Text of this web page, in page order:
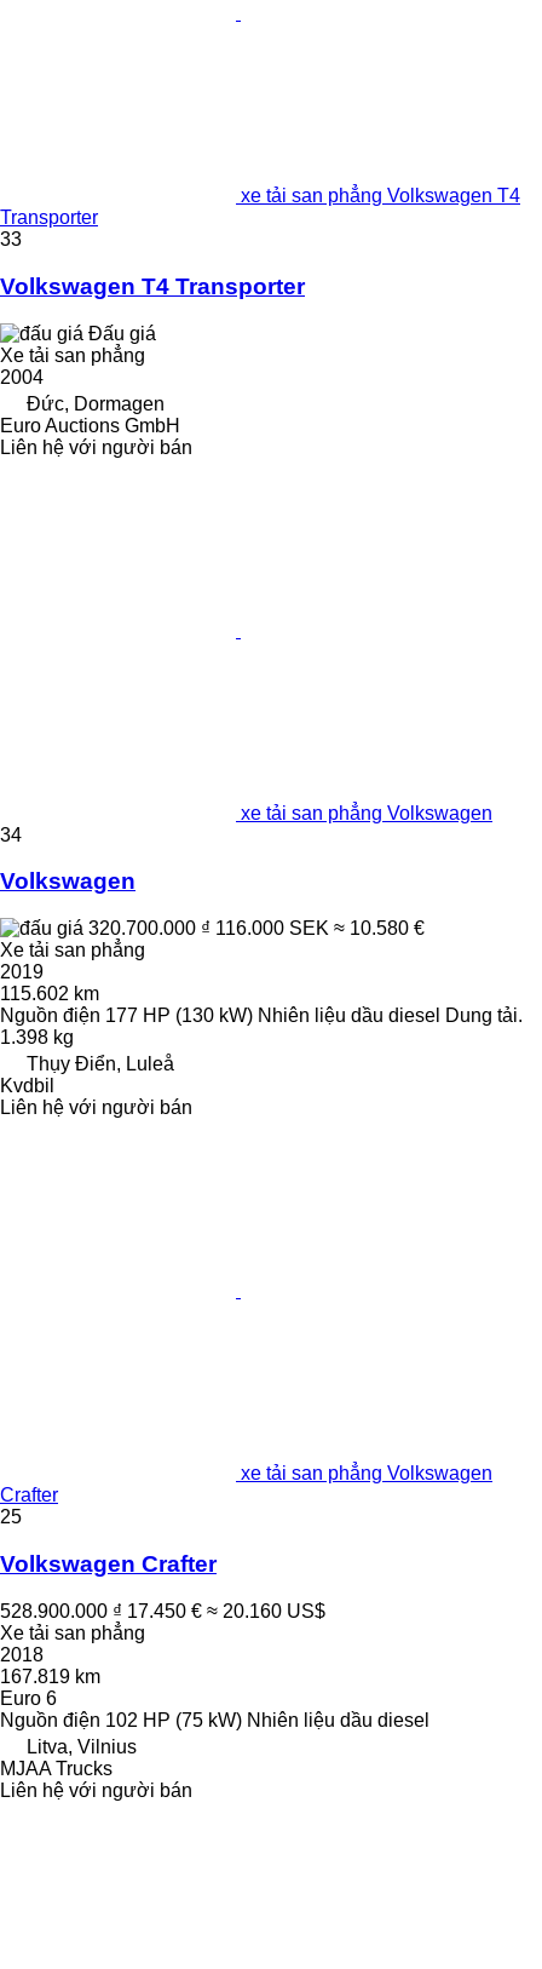
xe tải san phẳng Volkswagen T4
Transporter
33
Volkswagen T4 Transporter
Đấu giá
Xe tải san phẳng
2004
Đức, Dormagen
Euro Auctions GmbH
Liên hệ với người bán
xe tải san phẳng Volkswagen
34
Volkswagen
320.700.000 ₫ 116.000 SEK ≈ 10.580 €
Xe tải san phẳng
2019
115.602 km
Nguồn điện 177 HP (130 kW) Nhiên liệu dầu diesel Dung tải.
1.398 kg
Thụy Điển, Luleå
Kvdbil
Liên hệ với người bán
xe tải san phẳng Volkswagen
Crafter
25
Volkswagen Crafter
528.900.000 ₫ 17.450 € ≈ 20.160 US$
Xe tải san phẳng
2018
167.819 km
Euro 6
Nguồn điện 102 HP (75 kW) Nhiên liệu dầu diesel
Litva, Vilnius
MJAA Trucks
Liên hệ với người bán